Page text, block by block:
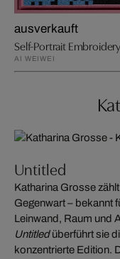
ausverkauft
Self-Portrait
AI WEIWEI
Untitled
Katharina Grosse
Gegenwart – bekannt
Leinwand, Raum und
Untitledüberführt sie
konzentrierte Edition.